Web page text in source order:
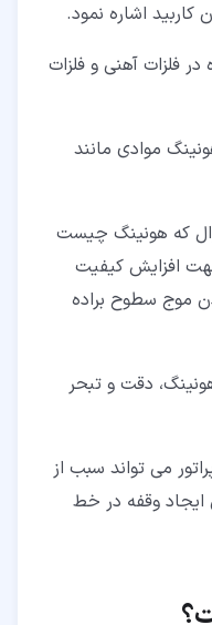
کاربید اشاره نمود.
فلزات آهنی و فلزات
موادی مانند
که هونینگ چیست
افزایش کیفیت
موج سطوح براده
دقت و تبحر
می تواند سبب از
ایجاد وقفه در خط